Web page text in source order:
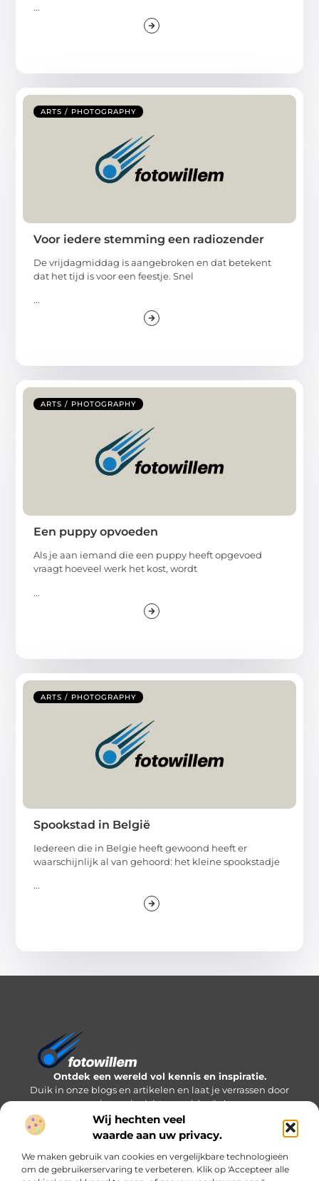
Wij hechten veel
waarde aan uw privacy.
We maken gebruik van cookies en vergelijkbare technologieën
om de gebruikerservaring te verbeteren. Klik op 'Accepteer alle
...
ARTS / PHOTOGRAPHY
Voor iedere stemming een radiozender
De vrijdagmiddag is aangebroken en dat betekent
dat het tijd is voor een feestje. Snel
...
ARTS / PHOTOGRAPHY
Een puppy opvoeden
Als je aan iemand die een puppy heeft opgevoed
vraagt hoeveel werk het kost, wordt
...
ARTS / PHOTOGRAPHY
Spookstad in België
Iedereen die in Belgie heeft gewoond heeft er
waarschijnlijk al van gehoord: het kleine spookstadje
...
Ontdek een wereld vol kennis en inspiratie.
Duik in onze blogs en artikelen en laat je verrassen door
nieuwe inzichten en ideeën!
Bericht categorie